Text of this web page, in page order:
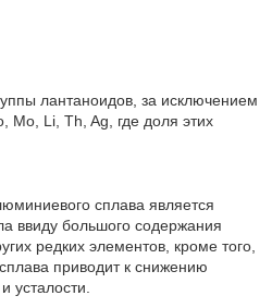
лантаноидов, за исключением
Mo, Li, Th, Ag, где доля этих
сплава является
ввиду большого содержания
редких элементов, кроме того,
приводит к снижению
усталости.